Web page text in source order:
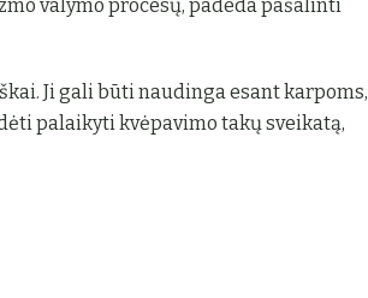
valymo procesų, padeda pašalinti
Ji gali būti naudinga esant karpoms,
palaikyti kvėpavimo takų sveikatą,